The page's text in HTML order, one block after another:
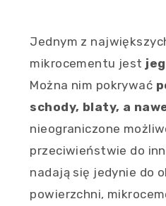
Jednym z
mikrocementu jest
Można nim pokrywać
schody, blaty, a
nieograniczone
przeciwieństwie do
nadają się jedynie do
powierzchni,